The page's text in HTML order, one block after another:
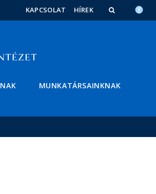
KAPCSOLAT HÍREK
MUNKATÁRSAINKNAK